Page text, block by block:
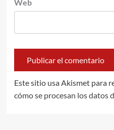
Web
Este sitio usa Akismet para
cómo se procesan los datos